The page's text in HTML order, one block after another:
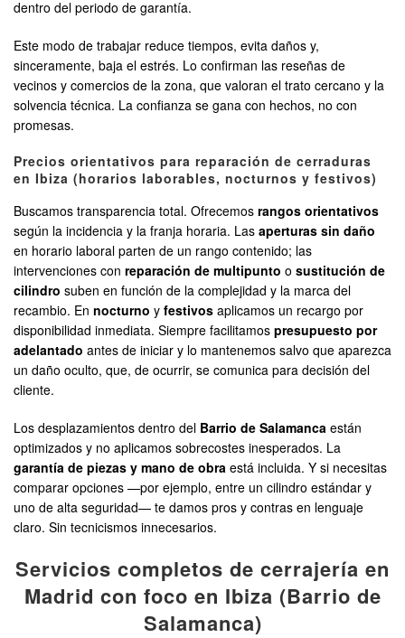
dentro del periodo de garantía.
Este modo de trabajar reduce tiempos, evita daños y,
sinceramente, baja el estrés. Lo confirman las reseñas de
vecinos y comercios de la zona, que valoran el trato cercano y la
solvencia técnica. La confianza se gana con hechos, no con
promesas.
Precios orientativos para reparación de cerraduras
en Ibiza (horarios laborables, nocturnos y festivos)
Buscamos transparencia total. Ofrecemos rangos orientativos
según la incidencia y la franja horaria. Las aperturas sin daño
en horario laboral parten de un rango contenido; las
intervenciones con reparación de multipunto o sustitución de
cilindro suben en función de la complejidad y la marca del
recambio. En nocturno y festivos aplicamos un recargo por
disponibilidad inmediata. Siempre facilitamos presupuesto por
adelantado antes de iniciar y lo mantenemos salvo que aparezca
un daño oculto, que, de ocurrir, se comunica para decisión del
cliente.
Los desplazamientos dentro del Barrio de Salamanca están
optimizados y no aplicamos sobrecostes inesperados. La
garantía de piezas y mano de obra está incluida. Y si necesitas
comparar opciones —por ejemplo, entre un cilindro estándar y
uno de alta seguridad— te damos pros y contras en lenguaje
claro. Sin tecnicismos innecesarios.
Servicios completos de cerrajería en
Madrid con foco en Ibiza (Barrio de
Salamanca)